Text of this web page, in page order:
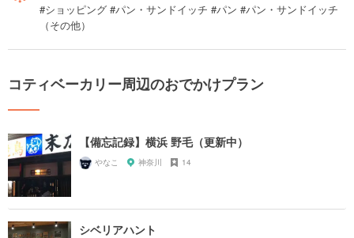
#ショッピング #パン・サンドイッチ #パン #パン・サンドイッチ
（その他）
コティベーカリー周辺のおでかけプラン
【備忘記録】横浜 野毛（更新中）
やなこ 神奈川 14
シベリアハント